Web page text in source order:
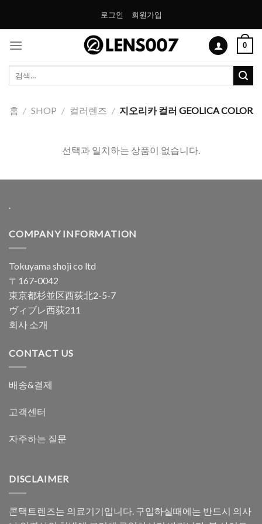
로그인 회원가입
0
색:
홈 / SHOP / 컬러렌즈 / 지오리카 컬러 GEOLICA COLOR
선택과 일치하는 상품이 없습니다.
.
COMPANY INFORMATION
Tokuyama shoji co ltd
〒167-0042
東京都杉並区西荻北2-5-7
ヴィブレ西荻211
회사 소개
CONTACT US
배송&결제
고객센터
자주하는 질문
DISCLAIMER
콘택트렌즈는 의료기기입니다. 구입하실때에는 반드시 의사